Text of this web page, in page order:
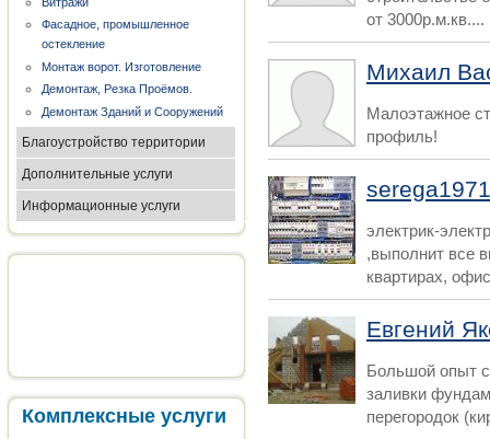
Фасадное, промышленное
остекление
Монтаж ворот. Изготовление
Демонтаж, Резка Проёмов.
Демонтаж Зданий и Сооружений
Благоустройство территории
Дополнительные услуги
Информационные услуги
Комплексные услуги
от 3000р.м.кв....
Михаил
Малоэтажное
профиль!
электрик-
,выполнит все
квартирах,
Евгений
Большой опыт
заливки
перегородок